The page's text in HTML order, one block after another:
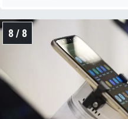
8 / 8